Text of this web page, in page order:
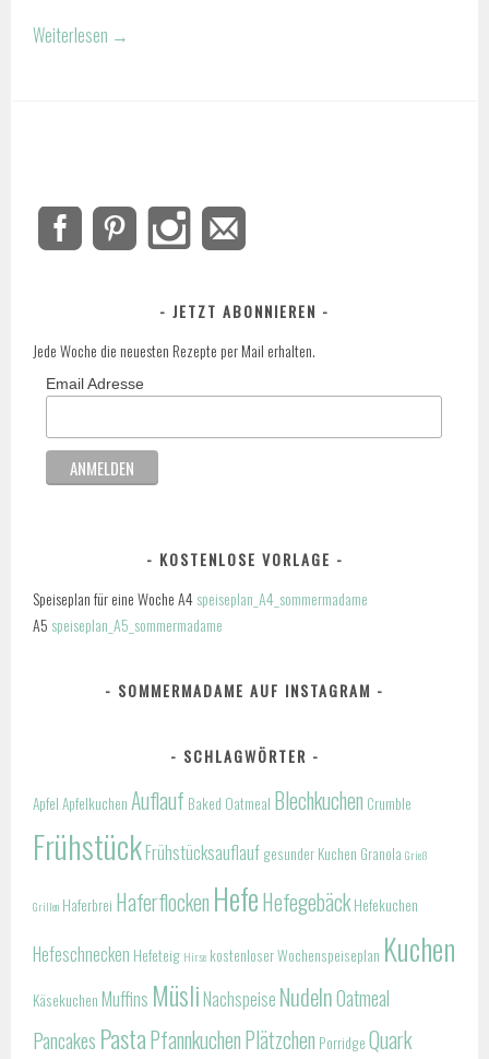
Weiterlesen →
JETZT ABONNIEREN
Jede Woche die neuesten Rezepte per Mail erhalten.
Email Adresse
KOSTENLOSE VORLAGE
Speiseplan für eine Woche A4speiseplan_A4_sommermadame
A5 speiseplan_A5_sommermadame
SOMMERMADAME AUF INSTAGRAM
SCHLAGWÖRTER
Apfel Apfelkuchen Auflauf Baked Oatmeal Blechkuchen Crumble
FrühstückFrühstücksauflauf gesunder Kuchen Granola Grieß
Grillen Haferbrei Haferflocken HefeHefegebäck Hefekuchen
Hefeschnecken Hefeteig Hirse kostenloser Wochenspeiseplan Kuchen
Käsekuchen Muffins Müsli Nachspeise NudelnOatmeal
Pancakes PastaPfannkuchenPlätzchen Porridge Quark